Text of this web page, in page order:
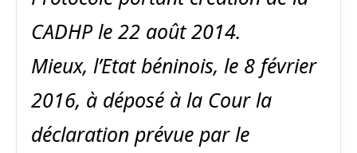
CADHP le 22 août 2014.
Mieux, l’Etat béninois, le 8 février
2016, à déposé à la Cour la
déclaration prévue par le